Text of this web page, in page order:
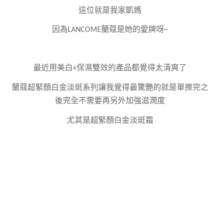
這位就是我家凱媽
因為LANCOME蘭蔻是她的愛牌呀~
最近用美白+保濕雙效的產品都覺得太清爽了
蘭蔻超緊顏白金淡斑系列讓我覺得最驚艷的就是單擦完之
後完全不需要再另外加強滋潤度
尤其是超緊顏白金淡斑霜